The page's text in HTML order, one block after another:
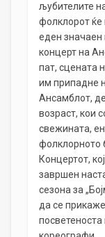
љубителите
фолклорот
еден значаен
концерт на
пат, сцената
им припадне
Ансамблот,
возраст, кои
свежината,
фолклорното
Концертот,
завршен
сезона за
да се